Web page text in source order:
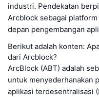
industri. Pendekatan
Arcblock sebagai
depan pengembangan
Berikut adalah konten:
dari Arcblock?
ArcBlock (ABT) adalah
untuk menyederhanakan
aplikasi terdesentralisasi